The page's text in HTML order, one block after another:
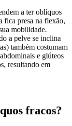
a ter oblíquos
fica presa na flexão,
mobilidade.
a pelve se inclina
também costumam
e glúteos
resultando em
fracos?